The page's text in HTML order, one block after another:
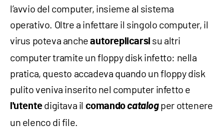
l’avvio del computer, insieme al sistema
operativo. Oltre a infettare il singolo computer, il
virus poteva ancheautoreplicarsi su altri
computer tramite un floppy disk infetto: nella
pratica, questo accadeva quando un floppy disk
pulito veniva inserito nel computer infetto e
l'utentedigitava il comando catalogper ottenere
un elenco di file.